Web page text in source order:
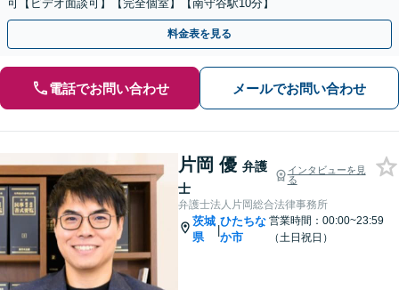
可【ビデオ面談可】【完全個室】【南守谷駅10分】
料金表を見る
電話でお問い合わせ メールでお問い合わせ
片岡 優 弁護
士
インタビューを見
る
弁護士法人片岡総合法律事務所
茨城
県
|
ひたちな
か市
営業時間：00:00~23:59
（土日祝日）